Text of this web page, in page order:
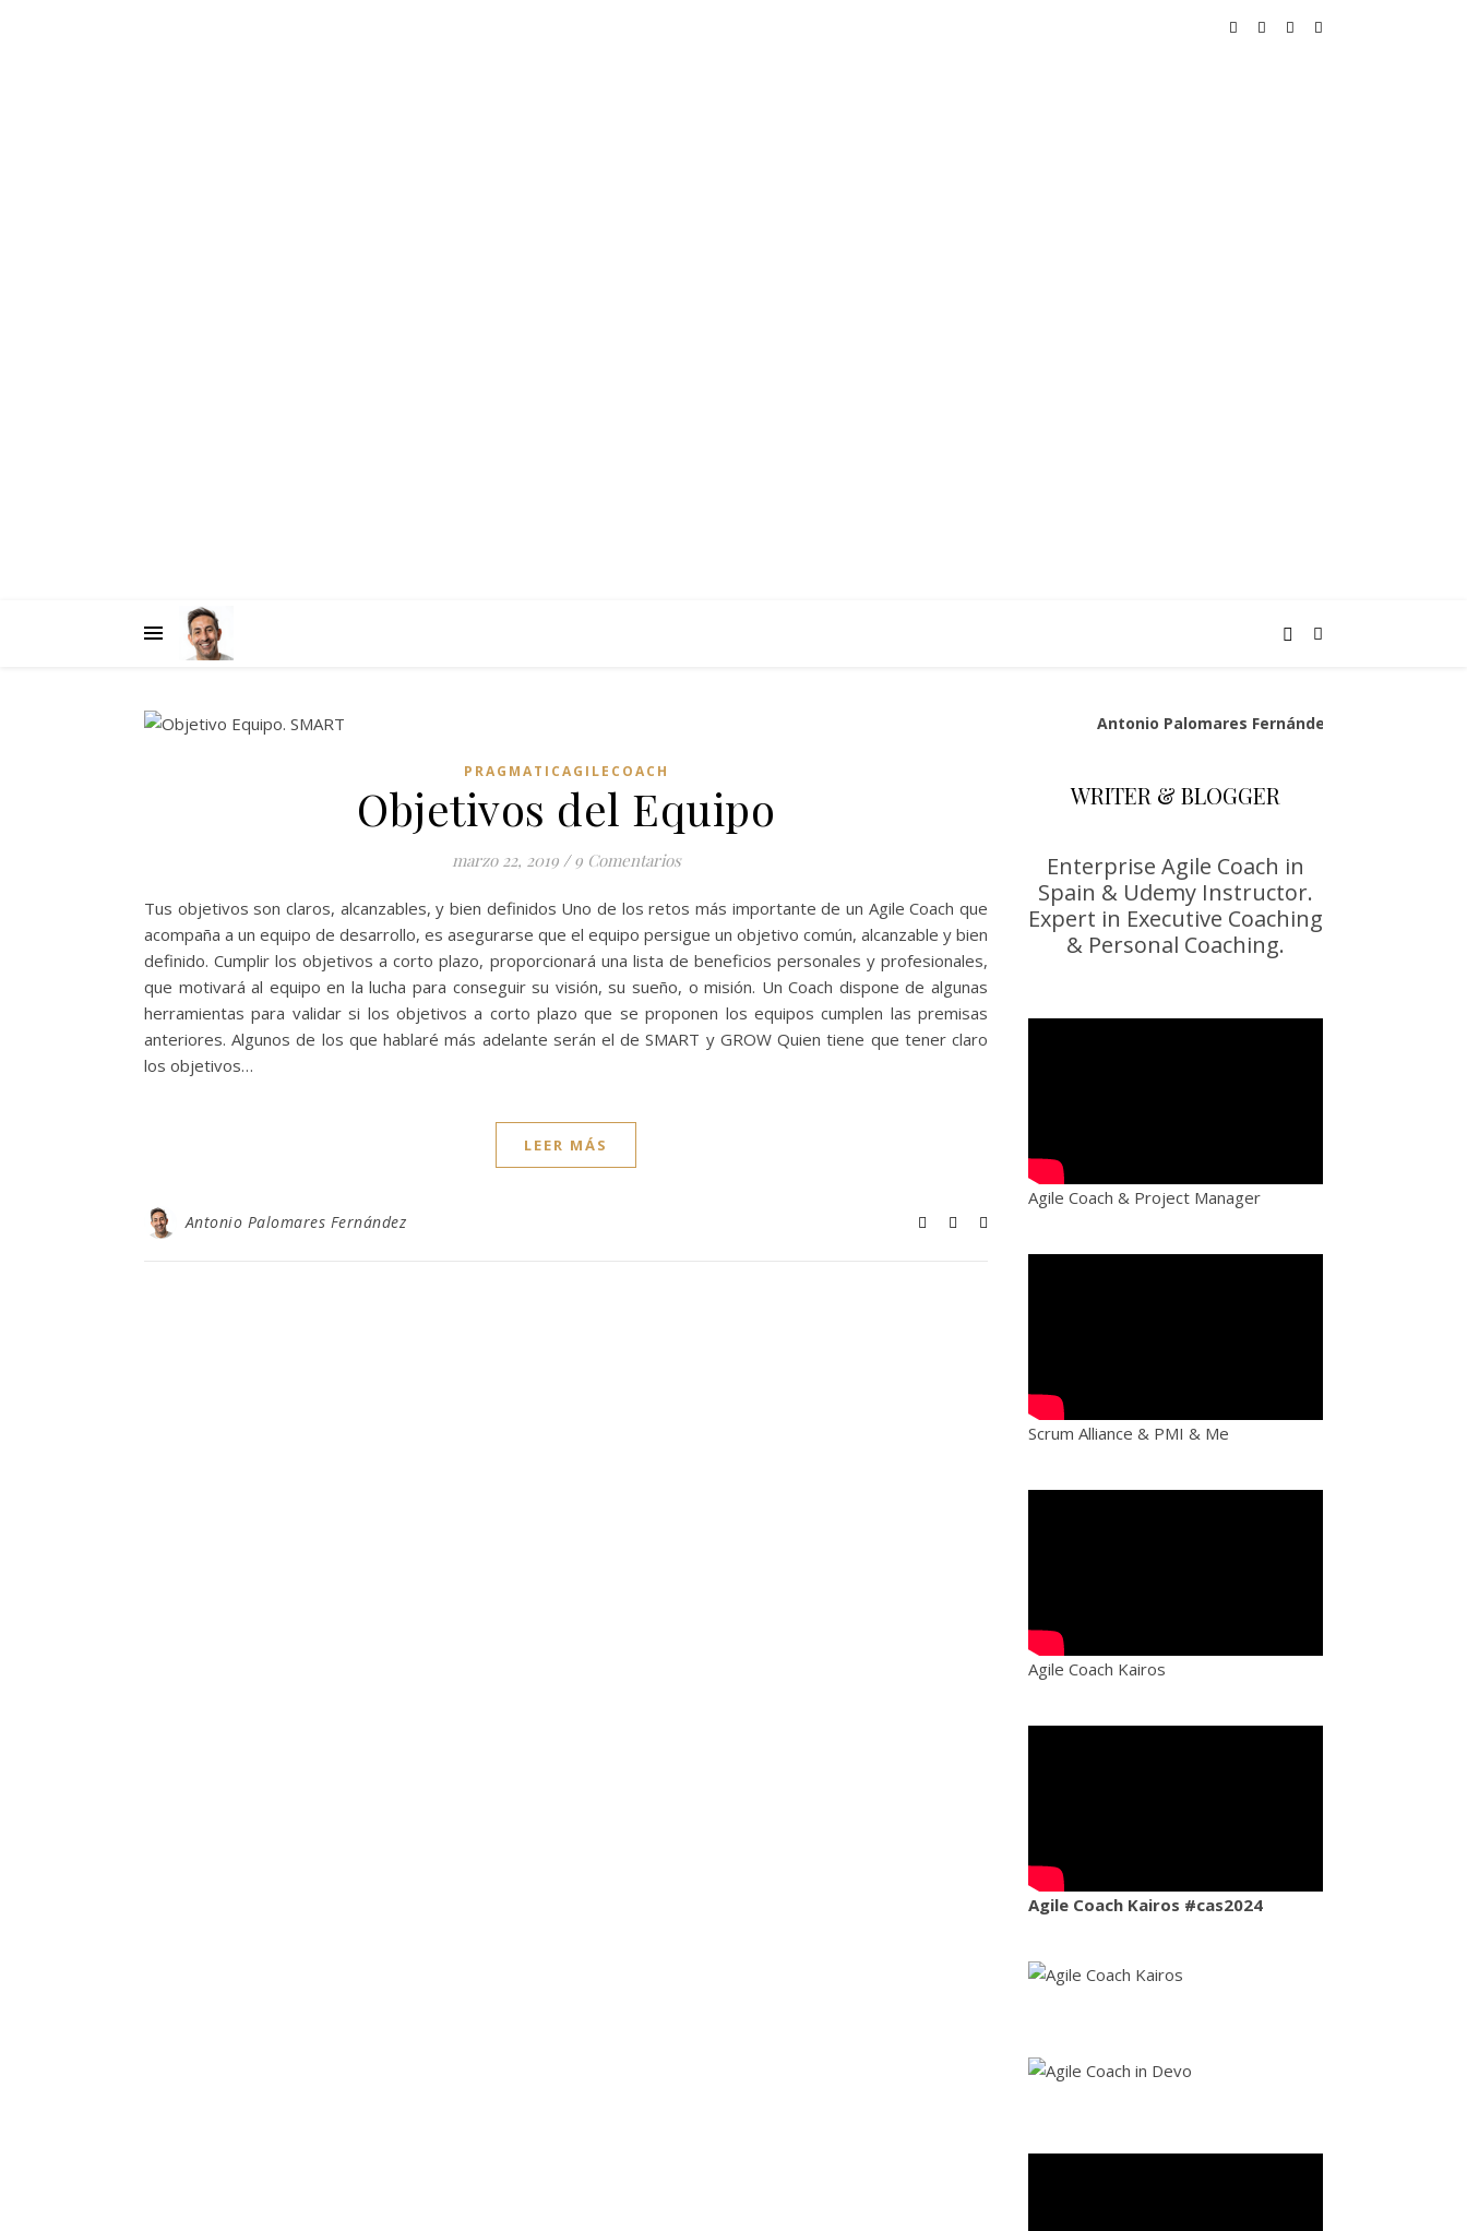
PRAGMATICAGILECOACH
Objetivos del Equipo
marzo 22, 2019 / 9 Comentarios
Tus objetivos son claros, alcanzables, y bien definidos Uno de los retos más importante de un Agile Coach que
acompaña a un equipo de desarrollo, es asegurarse que el equipo persigue un objetivo común, alcanzable y bien
definido. Cumplir los objetivos a corto plazo, proporcionará una lista de beneficios personales y profesionales,
que motivará al equipo en la lucha para conseguir su visión, su sueño, o misión. Un Coach dispone de algunas
herramientas para validar si los objetivos a corto plazo que se proponen los equipos cumplen las premisas
anteriores. Algunos de los que hablaré más adelante serán el de SMART y GROW Quien tiene que tener claro
los objetivos…
LEER MÁS
Antonio Palomares Fernández
Antonio Palomares Fernández
WRITER & BLOGGER
Enterprise Agile Coach in
Spain & Udemy Instructor.
Expert in Executive Coaching
& Personal Coaching.
Agile Coach & Project Manager
Scrum Alliance & PMI & Me
Agile Coach Kairos
Agile Coach Kairos #cas2024